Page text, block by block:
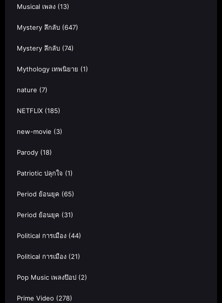
Musical เพลง (13)
Mystery ลึกลับ (647)
Mystery ลึกลับ (74)
Mythology เทพนิยาย (1)
nature (7)
NETFLIX (185)
new-movie (3)
Parody (18)
Patriotic ปลุกใจ (1)
Period ย้อนยุค (65)
Period ย้อนยุค (31)
Political การเมือง (44)
Political การเมือง (21)
Pop Music เพลงป๊อป (2)
Prime Video (278)